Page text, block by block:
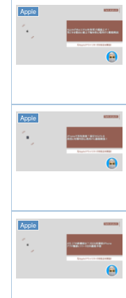
Apple
Apple
Apple